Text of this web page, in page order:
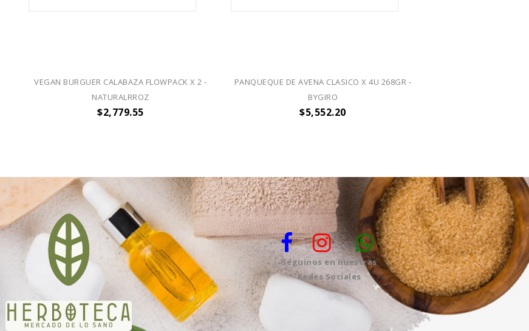
VEGAN BURGUER CALABAZA FLOWPACK X 2 -
NATURALRROZ
$2,779.55
PANQUEQUE DE AVENA CLASICO X 4U 268GR -
BYGIRO
$5,552.20
Seguinos en nuestras
Redes Sociales